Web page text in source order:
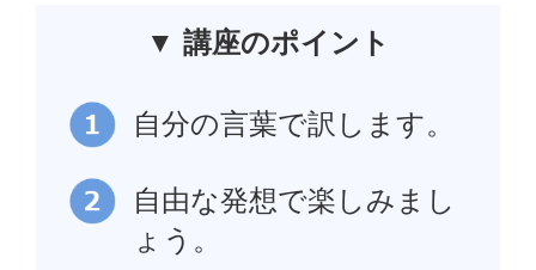
▼ 講座のポイント
自分の言葉で訳します。
自由な発想で楽しみまし
ょう。